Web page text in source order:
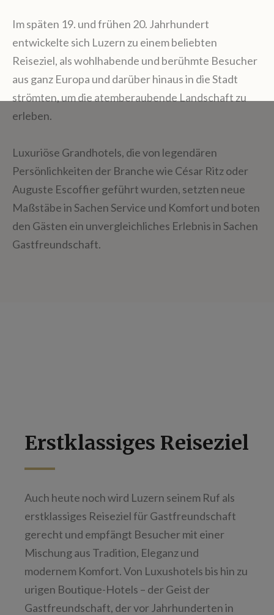
Im späten 19. und frühen 20. Jahrhundert
entwickelte sich Luzern zu einem beliebten
Reiseziel, als wohlhabende und berühmte Besucher
aus ganz Europa und darüber hinaus in die Stadt
strömten, um die atemberaubende Landschaft zu
erleben.
Luxuriöse Grandhotels, die von legendären
Persönlichkeiten der Branche wie César Ritz oder
Auguste Escoffier geführt wurden, setzten neue
Maßstäbe in Sachen Service und Komfort und boten
den Gästen ein unvergleichliches Erlebnis in Sachen
Gastfreundschaft.
Erstklassiges Reiseziel
Auch heute noch wird Luzern seinem Ruf als
erstklassiges Reiseziel für Gastfreundschaft
gerecht und empfängt Besucher mit einer
Mischung aus Tradition, Eleganz und
modernem Komfort. Von Luxushotels bis hin zu
urigen Boutique-Hotels – der Geist der
Gastfreundschaft, der vor Jahrhunderten in